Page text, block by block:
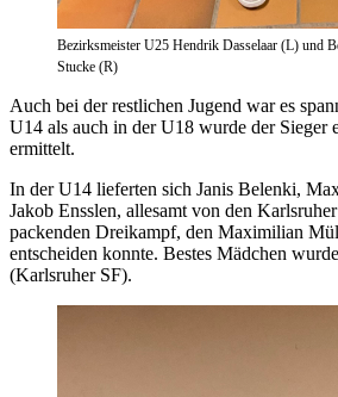
Bezirksmeister U25 Hendrik Dasselaar (L) und
Stucke (R)
Auch bei der restlichen Jugend war es
U14 als auch in der U18 wurde der Sieger
ermittelt.
In der U14 lieferten sich Janis Belenki,
Jakob Ensslen, allesamt von den
packenden Dreikampf, den Maximilian
entscheiden konnte. Bestes Mädchen
(Karlsruher SF).